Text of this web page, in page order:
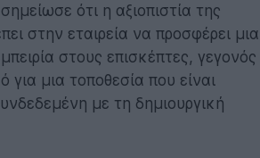
ότι η αξιοπιστία της
στην εταιρεία να προσφέρει μια
στους επισκέπτες, γεγονός
για μια τοποθεσία που είναι
με τη δημιουργική